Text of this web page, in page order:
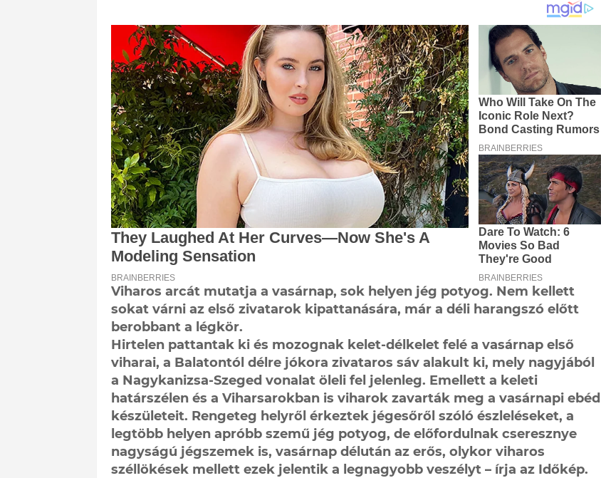
Viharos arcát mutatja a vasárnap, sok helyen jég potyog. Nem kellett
sokat várni az első zivatarok kipattanására, már a déli harangszó előtt
berobbant a légkör.
Hirtelen pattantak ki és mozognak kelet-délkelet felé a vasárnap első
viharai, a Balatontól délre jókora zivataros sáv alakult ki, mely nagyjából
a Nagykanizsa-Szeged vonalat öleli fel jelenleg. Emellett a keleti
határszélen és a Viharsarokban is viharok zavarták meg a vasárnapi ebéd
készületeit. Rengeteg helyről érkeztek jégesőről szóló észleléseket, a
legtöbb helyen apróbb szemű jég potyog, de előfordulnak cseresznye
nagyságú jégszemek is, vasárnap délután az erős, olykor viharos
széllökések mellett ezek jelentik a legnagyobb veszélyt – írja az Időkép.